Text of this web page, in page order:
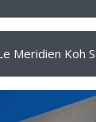
Meridien Koh